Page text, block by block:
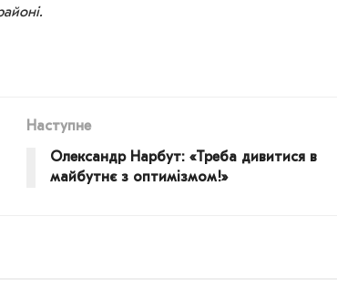
Наступне
Олександр Нарбут: «Треба дивитися в
майбутнє з оптимізмом!»